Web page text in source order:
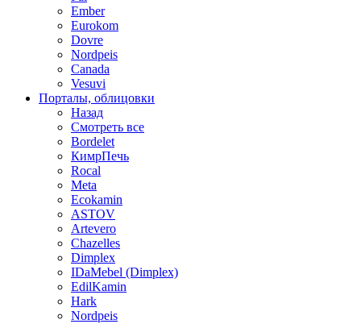
Ember
Eurokom
Dovre
Nordpeis
Canada
Vesuvi
Порталы, облицовки
Назад
Смотреть все
Bordelet
КимрПечь
Rocal
Meta
Ecokamin
ASTOV
Artevero
Chazelles
Dimplex
IDaMebel (Dimplex)
EdilKamin
Hark
Nordpeis